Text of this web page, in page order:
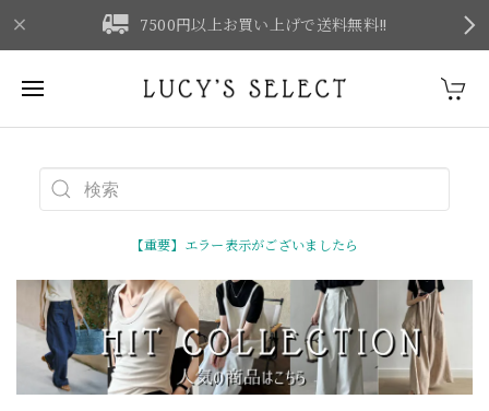
7500円以上お買い上げで送料無料‼
【重要】エラー表示がございましたら